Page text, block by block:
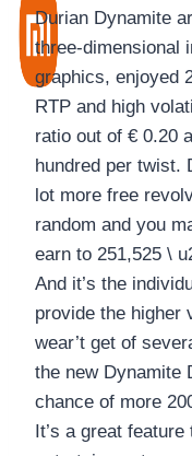
Durian Dynamite
three-dimensional
graphics, enjoyed
RTP and high
ratio out of € 0.20
hundred per twist.
lot more free
random and you
earn to 251,525 \
And it’s the
provide the higher
wear’t get of
the new Dynamite
chance of more
It’s a great